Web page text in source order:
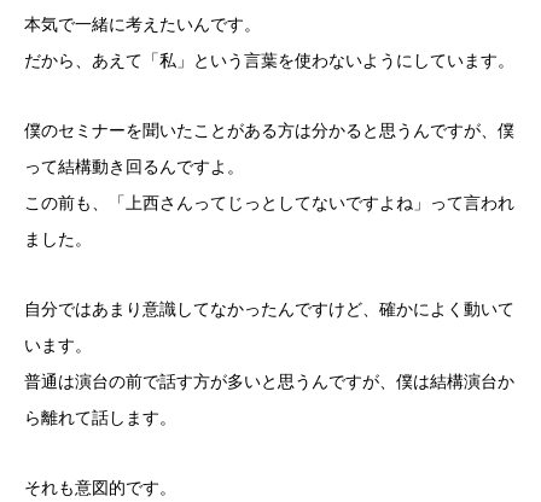
本気で一緒に考えたいんです。
だから、あえて「私」という言葉を使わないようにしています。
僕のセミナーを聞いたことがある方は分かると思うんですが、僕
って結構動き回るんですよ。
この前も、「上西さんってじっとしてないですよね」って言われ
ました。
自分ではあまり意識してなかったんですけど、確かによく動いて
います。
普通は演台の前で話す方が多いと思うんですが、僕は結構演台か
ら離れて話します。
それも意図的です。